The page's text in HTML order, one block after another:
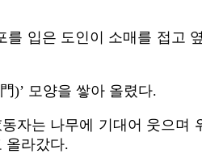
입은 도인이 소매를 접고
)’ 모양을 쌓아 올렸다.
자는 나무에 기대어 웃으며
올라갔다.